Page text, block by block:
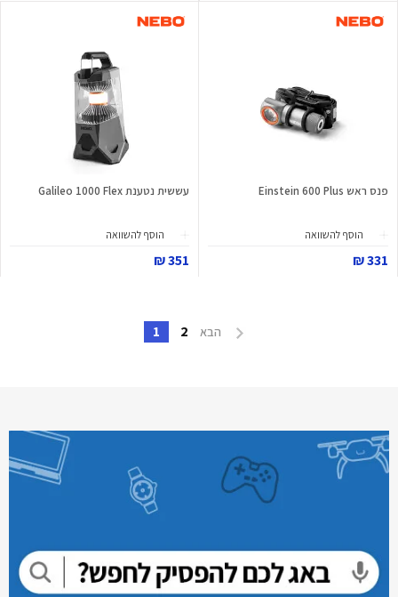
פנס ראש Einstein 600 Plus
הוסף להשוואה
331 ₪
עששית נטענת Galileo 1000 Flex
הוסף להשוואה
351 ₪
הבא 2
1